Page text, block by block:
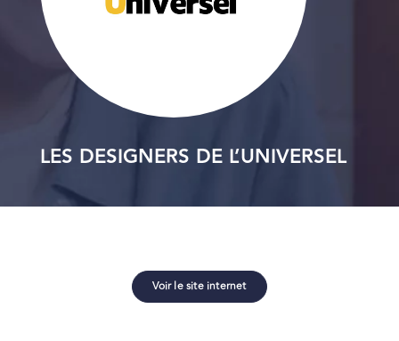
LES DESIGNERS DE L’UNIVERSEL
Voir le site internet